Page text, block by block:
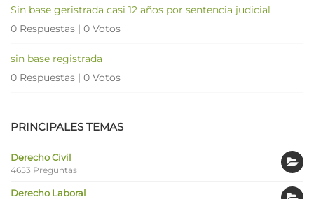
Sin base geristrada casi 12 años por sentencia judicial
0 Respuestas | 0 Votos
sin base registrada
0 Respuestas | 0 Votos
PRINCIPALES TEMAS
Derecho Civil
4653 Preguntas
Derecho Laboral